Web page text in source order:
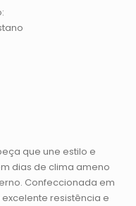
que une estilo e
dias de clima ameno
Confeccionada em
resistência e